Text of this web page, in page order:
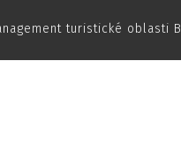
turistické oblasti